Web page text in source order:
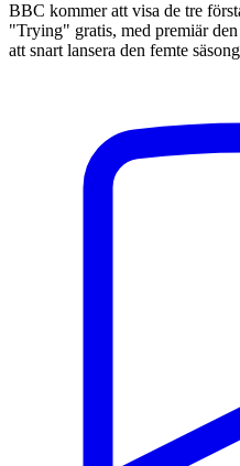
BBC kommer att visa de tre
"Trying" gratis, med premiär
att snart lansera den femte